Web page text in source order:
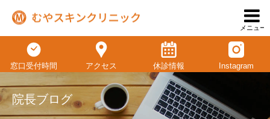
メニュー
窓口受付時間 アクセス 休診情報 Instagram
院長ブログ